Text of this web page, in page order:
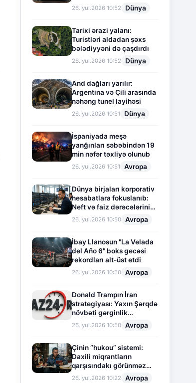
26.İyul.2026 10:52 Dünya
Tarixi ərazi yalanı:
Turistləri aldadan şəxs
bələdiyyəni də çaşdırdı
26.İyul.2026 10:52 Dünya
And dağları yarılır:
Argentina və Çili arasında
nəhəng tunel layihəsi
26.İyul.2026 10:51 Dünya
İspaniyada meşə
yanğınları səbəbindən 19
min nəfər təxliyə olunub
26.İyul.2026 10:51 Avropa
Dünya birjaları korporativ
hesabatlara fokuslanıb:
Neft və faiz dərəcələrinin
təsiri altında cari vəziyyət
26.İyul.2026 10:50 Avropa
İbay Llanosun "La Velada
del Año 6" boks gecəsi
rekordları alt-üst etdi
26.İyul.2026 10:50 Avropa
Donald Trampın İran
strategiyası: Yaxın Şərqdə
növbəti gərginlik
mərhələsi
26.İyul.2026 10:50 Avropa
Çinin “hukou” sistemi:
Daxili miqrantların
qarşısındakı görünməz
sədd
26.İyul.2026 10:22 Avropa